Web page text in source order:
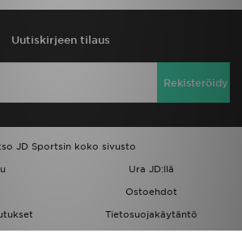
Uutiskirjeen tilaus
Rekisteröidy
JD Sportsin koko sivusto
Ura JD:llä
Ostoehdot
Tietosuojakäytäntö